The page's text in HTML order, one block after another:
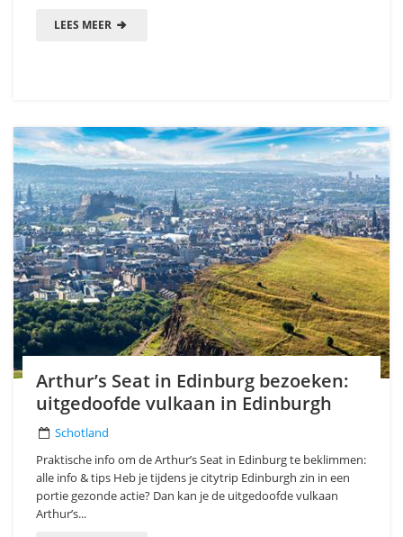
LEES MEER
Arthur’s Seat in Edinburg bezoeken:
uitgedoofde vulkaan in Edinburgh
Schotland
Praktische info om de Arthur’s Seat in Edinburg te beklimmen:
alle info & tips Heb je tijdens je citytrip Edinburgh zin in een
portie gezonde actie? Dan kan je de uitgedoofde vulkaan
Arthur’s...